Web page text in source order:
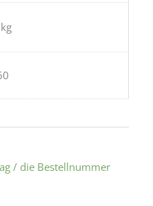
/ die Bestellnummer